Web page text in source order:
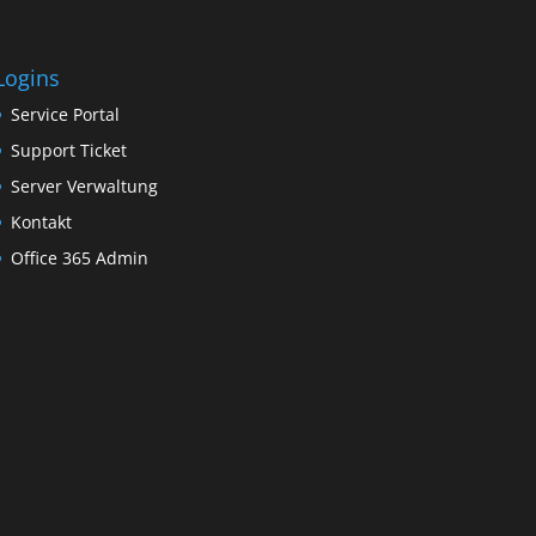
Service Portal
Support Ticket
Server Verwaltung
Kontakt
Office 365 Admin